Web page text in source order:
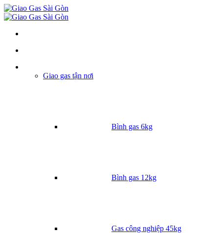
Giao gas tận nơi
Bình gas 6kg
Bình gas 12kg
Gas công nghiệp 45kg